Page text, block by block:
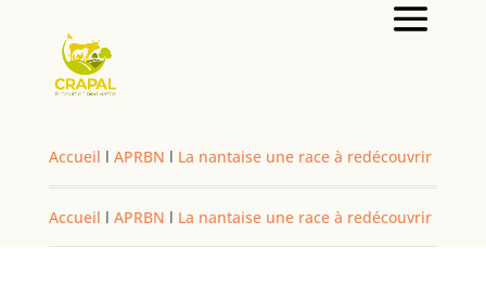
Accueil l APRBN l La nantaise une race à redécouvrir
Accueil l APRBN l La nantaise une race à redécouvrir